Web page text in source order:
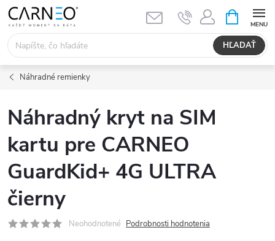
Prejsť
obsah
HĽADAŤ
KOŠÍK
Náhradné remienky
Náhradný kryt na SIM
kartu pre CARNEO
GuardKid+ 4G ULTRA
čierny
Neohodnotené Podrobnosti hodnotenia